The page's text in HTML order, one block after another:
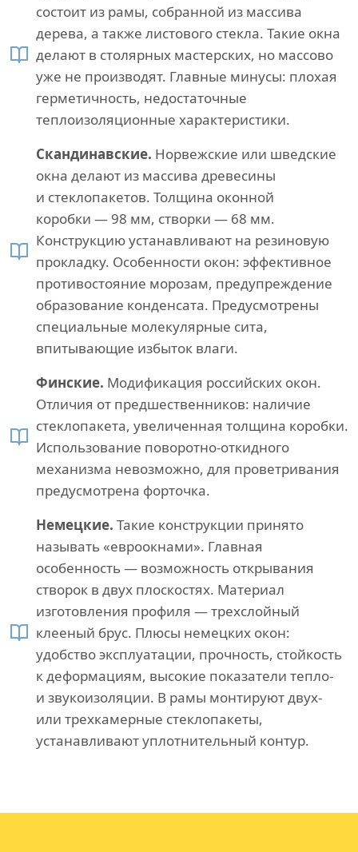
состоит из рамы, собранной из массива
дерева, а также листового стекла. Такие окна
делают в столярных мастерских, но массово
уже не производят. Главные минусы: плохая
герметичность, недостаточные
теплоизоляционные характеристики.
Скандинавские. Норвежские или шведские
окна делают из массива древесины
и стеклопакетов. Толщина оконной
коробки — 98 мм, створки — 68 мм.
Конструкцию устанавливают на резиновую
прокладку. Особенности окон: эффективное
противостояние морозам, предупреждение
образование конденсата. Предусмотрены
специальные молекулярные сита,
впитывающие избыток влаги.
Финские. Модификация российских окон.
Отличия от предшественников: наличие
стеклопакета, увеличенная толщина коробки.
Использование поворотно-откидного
механизма невозможно, для проветривания
предусмотрена форточка.
Немецкие. Такие конструкции принято
называть «евроокнами». Главная
особенность — возможность открывания
створок в двух плоскостях. Материал
изготовления профиля — трехслойный
клееный брус. Плюсы немецких окон:
удобство эксплуатации, прочность, стойкость
к деформациям, высокие показатели тепло-
и звукоизоляции. В рамы монтируют двух-
или трехкамерные стеклопакеты,
устанавливают уплотнительный контур.